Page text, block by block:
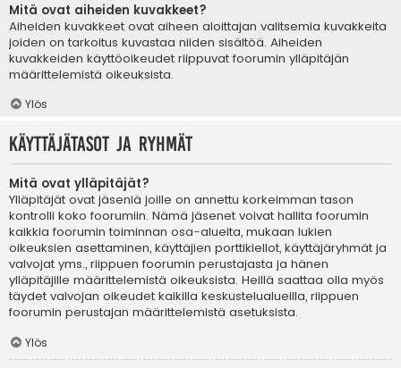
Mitä ovat aiheiden kuvakkeet?
Aiheiden kuvakkeet ovat aiheen aloittajan valitsemia kuvakkeita
joiden on tarkoitus kuvastaa niiden sisältöä. Aiheiden
kuvakkeiden käyttöoikeudet riippuvat foorumin ylläpitäjän
määrittelemistä oikeuksista.
Ylös
Käyttäjätasot ja ryhmät
Mitä ovat ylläpitäjät?
Ylläpitäjät ovat jäseniä joille on annettu korkeimman tason
kontrolli koko foorumiin. Nämä jäsenet voivat hallita foorumin
kaikkia foorumin toiminnan osa-alueita, mukaan lukien
oikeuksien asettaminen, käyttäjien porttikiellot, käyttäjäryhmät ja
valvojat yms., riippuen foorumin perustajasta ja hänen
ylläpitäjille määrittelemistä oikeuksista. Heillä saattaa olla myös
täydet valvojan oikeudet kaikilla keskustelualueilla, riippuen
foorumin perustajan määrittelemistä asetuksista.
Ylös